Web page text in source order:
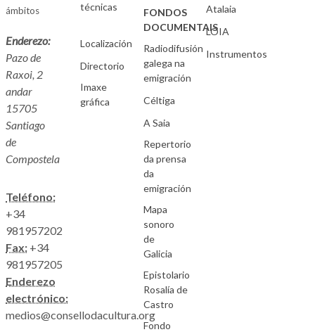
ámbitos
Enderezo:
Pazo de
Raxoi, 2
andar
15705
Santiago
de
Compostela
Teléfono:
+34
981957202
Fax: +34
981957205
Enderezo
electrónico:
medios@consellodacultura.org
técnicas
Localización
Directorio
Imaxe
gráfica
FONDOS
DOCUMENTAIS
Radiodifusión
galega na
emigración
Céltiga
A Saia
Repertorio
da prensa
da
emigración
Mapa
sonoro
de
Galicia
Epistolario
Rosalía de
Castro
Fondo
Atalaia
LOIA
Instrumentos